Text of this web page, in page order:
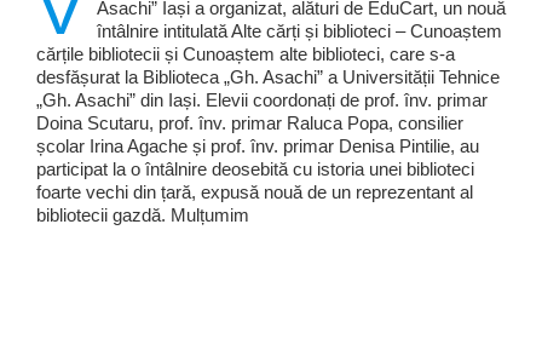
Asachi” Iași a organizat, alături de EduCart, un nouă
întâlnire intitulată Alte cărți și biblioteci – Cunoaștem
cărțile bibliotecii și Cunoaștem alte biblioteci, care s-a
desfășurat la Biblioteca „Gh. Asachi” a Universității Tehnice
„Gh. Asachi” din Iași. Elevii coordonați de prof. înv. primar
Doina Scutaru, prof. înv. primar Raluca Popa, consilier
școlar Irina Agache și prof. înv. primar Denisa Pintilie, au
participat la o întâlnire deosebită cu istoria unei biblioteci
foarte vechi din țară, expusă nouă de un reprezentant al
bibliotecii gazdă. Mulțumim